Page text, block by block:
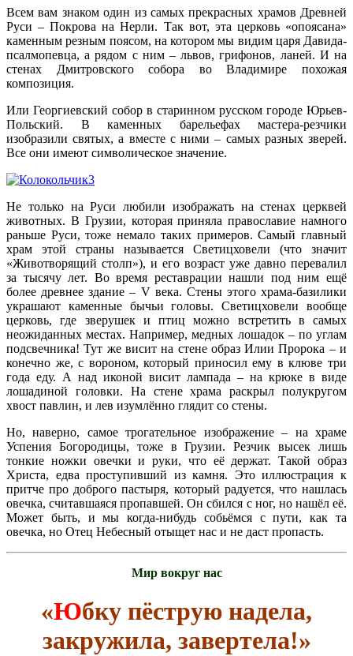
Всем вам знаком один из самых прекрасных храмов Древней
Руси – Покрова на Нерли. Так вот, эта церковь «опоясана»
каменным резным поясом, на котором мы видим царя Давида-
псалмопевца, а рядом с ним – львов, грифонов, ланей. И на
стенах Дмитровского собора во Владимире похожая
композиция.
Или Георгиевский собор в старинном русском городе Юрьев-
Польский. В каменных барельефах мастера-резчики
изобразили святых, а вместе с ними – самых разных зверей.
Все они имеют символическое значение.
Не только на Руси любили изображать на стенах церквей
животных. В Грузии, которая приняла православие намного
раньше Руси, тоже немало таких примеров. Самый главный
храм этой страны называется Светицховели (что значит
«Животворящий столп»), и его возраст уже давно перевалил
за тысячу лет. Во время реставрации нашли под ним ещё
более древнее здание – V века. Стены этого храма-базилики
украшают каменные бычьи головы. Светицховели вообще
церковь, где зверушек и птиц можно встретить в самых
неожиданных местах. Например, медных лошадок – по углам
подсвечника! Тут же висит на стене образ Илии Пророка – и
конечно же, с вороном, который приносил ему в клюве три
года еду. А над иконой висит лампада – на крюке в виде
лошадиной головки. На стене храма раскрыл полукругом
хвост павлин, и лев изумлённо глядит со стены.
Но, наверно, самое трогательное изображение – на храме
Успения Богородицы, тоже в Грузии. Резчик высек лишь
тонкие ножки овечки и руки, что её держат. Такой образ
Христа, едва проступивший из камня. Это иллюстрация к
притче про доброго пастыря, который радуется, что нашлась
овечка, считавшаяся пропавшей. Он сбился с ног, но нашёл её.
Может быть, и мы когда-нибудь собьёмся с пути, как та
овечка, но Отец Небесный отыщет нас и не даст пропасть.
Мир вокруг нас
«Юбку пёструю надела,
закружила, завертела!»